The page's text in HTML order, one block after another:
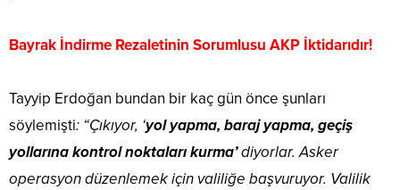
Bayrak İndirme Rezaletinin Sorumlusu AKP İktidarıdır!
Tayyip Erdoğan bundan bir kaç gün önce şunları
söylemişti: “Çıkıyor, ‘yol yapma, baraj yapma, geçiş
yollarına kontrol noktaları kurma’diyorlar. Asker
operasyon düzenlemek için valiliğe başvuruyor. Valilik